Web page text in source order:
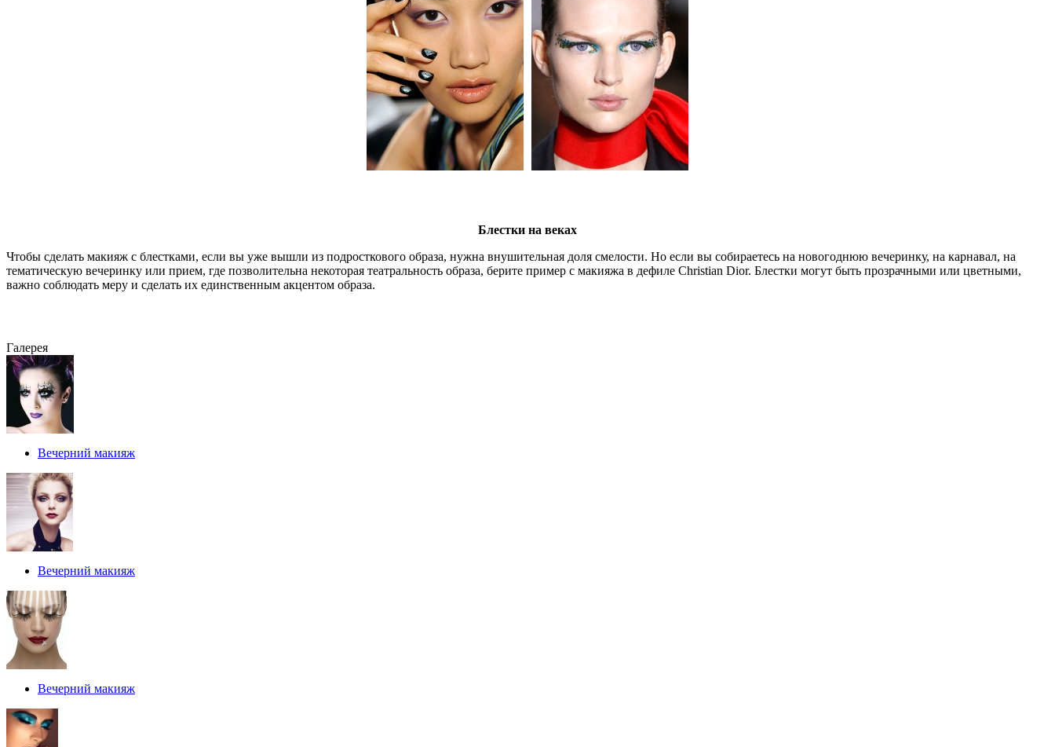
Блестки на веках
Чтобы сделать макияж с блестками, если вы уже вышли из подросткового образа, нужна внушительная доля смелости. Но если вы собираетесь на новогоднюю вечеринку, на карнавал, на
тематическую вечеринку или прием, где позволительна некоторая театральность образа, берите пример с макияжа в дефиле Christian Dior. Блестки могут быть прозрачными или цветными,
важно соблюдать меру и сделать их единственным акцентом образа.
Галерея
Вечерний макияж
Вечерний макияж
Вечерний макияж